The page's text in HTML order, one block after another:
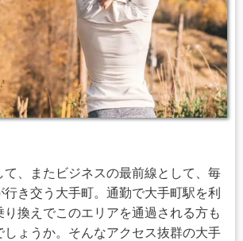
て、またビジネスの最前線として、毎
行き交う大手町。通勤で大手町駅を利
り換えでこのエリアを通過される方も
しょうか。そんなアクセス抜群の大手